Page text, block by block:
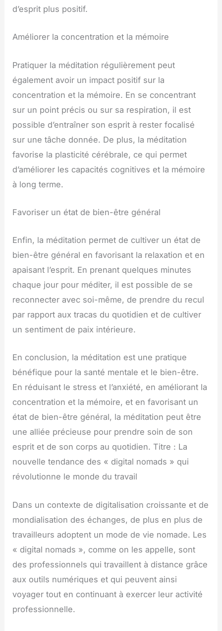
d’esprit plus positif.
Améliorer la concentration et la mémoire
Pratiquer la méditation régulièrement peut
également avoir un impact positif sur la
concentration et la mémoire. En se concentrant
sur un point précis ou sur sa respiration, il est
possible d’entraîner son esprit à rester focalisé
sur une tâche donnée. De plus, la méditation
favorise la plasticité cérébrale, ce qui permet
d’améliorer les capacités cognitives et la mémoire
à long terme.
Favoriser un état de bien-être général
Enfin, la méditation permet de cultiver un état de
bien-être général en favorisant la relaxation et en
apaisant l’esprit. En prenant quelques minutes
chaque jour pour méditer, il est possible de se
reconnecter avec soi-même, de prendre du recul
par rapport aux tracas du quotidien et de cultiver
un sentiment de paix intérieure.
En conclusion, la méditation est une pratique
bénéfique pour la santé mentale et le bien-être.
En réduisant le stress et l’anxiété, en améliorant la
concentration et la mémoire, et en favorisant un
état de bien-être général, la méditation peut être
une alliée précieuse pour prendre soin de son
esprit et de son corps au quotidien. Titre : La
nouvelle tendance des « digital nomads » qui
révolutionne le monde du travail
Dans un contexte de digitalisation croissante et de
mondialisation des échanges, de plus en plus de
travailleurs adoptent un mode de vie nomade. Les
« digital nomads », comme on les appelle, sont
des professionnels qui travaillent à distance grâce
aux outils numériques et qui peuvent ainsi
voyager tout en continuant à exercer leur activité
professionnelle.